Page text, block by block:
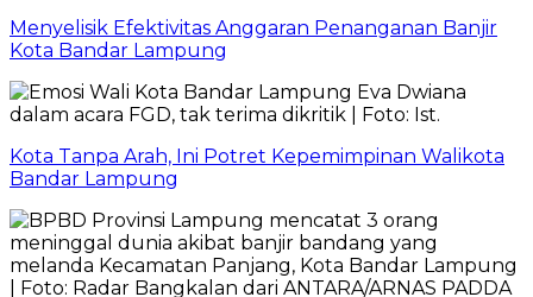
Menyelisik Efektivitas Anggaran Penanganan Banjir
Kota Bandar Lampung
Kota Tanpa Arah, Ini Potret Kepemimpinan Walikota
Bandar Lampung